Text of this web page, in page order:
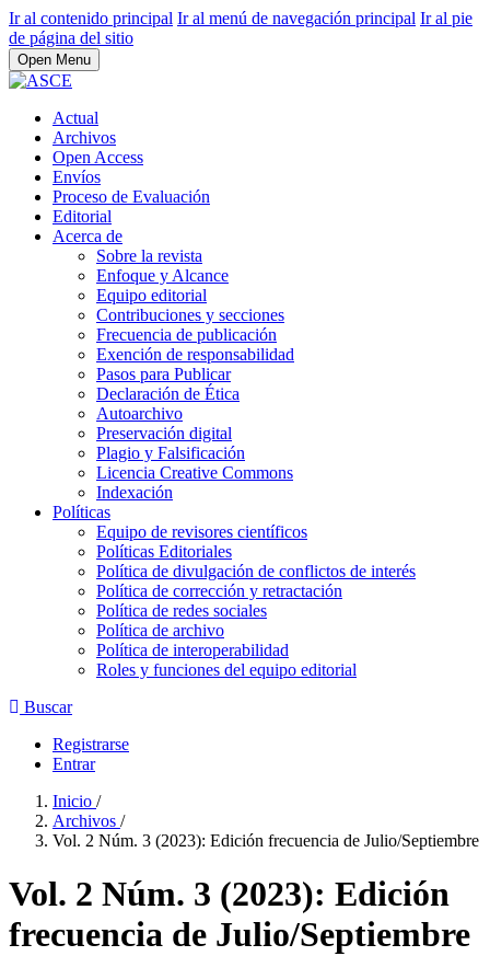
Ir al contenido principal Ir al menú de navegación principal Ir al pie
de página del sitio
Open Menu
Actual
Archivos
Open Access
Envíos
Proceso de Evaluación
Editorial
Acerca de
Sobre la revista
Enfoque y Alcance
Equipo editorial
Contribuciones y secciones
Frecuencia de publicación
Exención de responsabilidad
Pasos para Publicar
Declaración de Ética
Autoarchivo
Preservación digital
Plagio y Falsificación
Licencia Creative Commons
Indexación
Políticas
Equipo de revisores científicos
Políticas Editoriales
Política de divulgación de conflictos de interés
Política de corrección y retractación
Política de redes sociales
Política de archivo
Política de interoperabilidad
Roles y funciones del equipo editorial
Buscar
Registrarse
Entrar
Inicio /
Archivos /
Vol. 2 Núm. 3 (2023): Edición frecuencia de Julio/Septiembre
Vol. 2 Núm. 3 (2023): Edición
frecuencia de Julio/Septiembre